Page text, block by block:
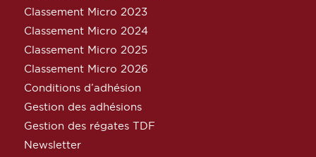
Classement Micro 2023
Classement Micro 2024
Classement Micro 2025
Classement Micro 2026
Conditions d’adhésion
Gestion des adhésions
Gestion des régates TDF
Newsletter